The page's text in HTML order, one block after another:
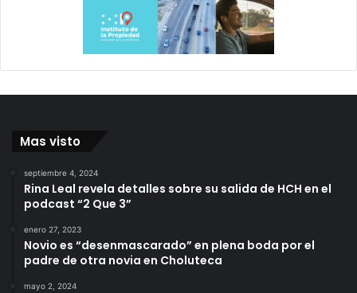
Mas visto
septiembre 4, 2024
Rina Leal revela detalles sobre su salida de HCH en el
podcast “2 Que 3”
enero 27, 2023
Novio es “desenmascarado” en plena boda por el
padre de otra novia en Choluteca
mayo 2, 2024